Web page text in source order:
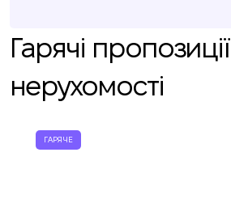
Гарячі пропозиції
нерухомості
ГАРЯЧЕ